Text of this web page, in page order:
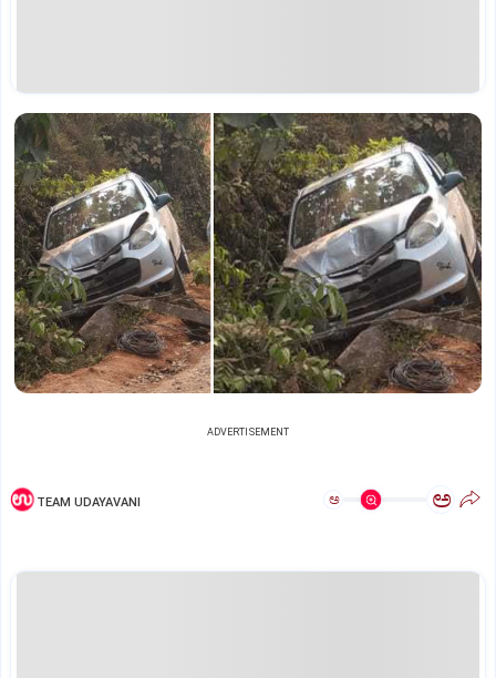
ADVERTISEMENT
TEAM UDAYAVANI ಅ ಅ